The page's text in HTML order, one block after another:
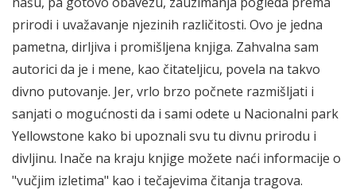
prirodi i uvažavanje njezinih različitosti. Ovo je jedna
pametna, dirljiva i promišljena knjiga. Zahvalna sam
autorici da je i mene, kao čitateljicu, povela na takvo
divno putovanje. Jer, vrlo brzo počnete razmišljati i
sanjati o mogućnosti da i sami odete u Nacionalni park
Yellowstone kako bi upoznali svu tu divnu prirodu i
divljinu. Inače na kraju knjige možete naći informacije o
"vučjim izletima" kao i tečajevima čitanja tragova.